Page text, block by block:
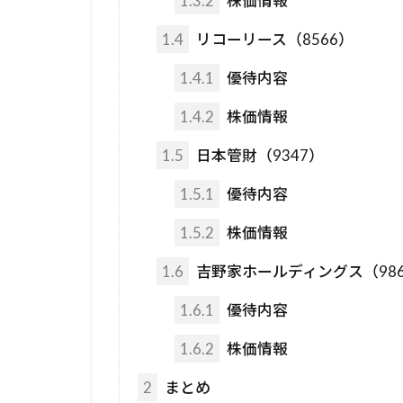
1.4 リコーリース（8566）
1.4.1 優待内容
1.4.2 株価情報
1.5 日本管財（9347）
1.5.1 優待内容
1.5.2 株価情報
1.6 吉野家ホールディングス（
1.6.1 優待内容
1.6.2 株価情報
2 まとめ